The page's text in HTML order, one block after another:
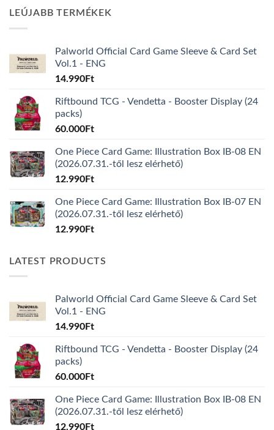
LEÚJABB TERMÉKEK
Palworld Official Card Game Sleeve & Card Set
Vol.1 - ENG
14.990Ft
Riftbound TCG - Vendetta - Booster Display (24
packs)
60.000Ft
One Piece Card Game: Illustration Box IB-08 EN
(2026.07.31.-től lesz elérhető)
12.990Ft
One Piece Card Game: Illustration Box IB-07 EN
(2026.07.31.-től lesz elérhető)
12.990Ft
LATEST PRODUCTS
Palworld Official Card Game Sleeve & Card Set
Vol.1 - ENG
14.990Ft
Riftbound TCG - Vendetta - Booster Display (24
packs)
60.000Ft
One Piece Card Game: Illustration Box IB-08 EN
(2026.07.31.-től lesz elérhető)
12.990Ft